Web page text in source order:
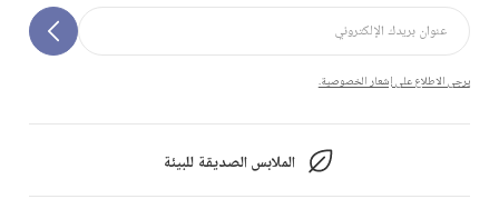
يرجى الاطلاع على إشعار الخصوصية.
الملابس الصديقة للبيئة